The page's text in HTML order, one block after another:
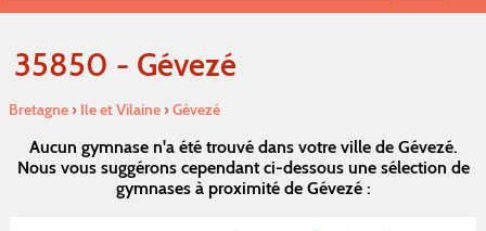
35850 - Gévezé
Bretagne› Ile et Vilaine›Gévezé
Aucun gymnase n'a été trouvé dans votre ville de Gévezé.
Nous vous suggérons cependant ci-dessous une sélection de
gymnases à proximité de Gévezé :